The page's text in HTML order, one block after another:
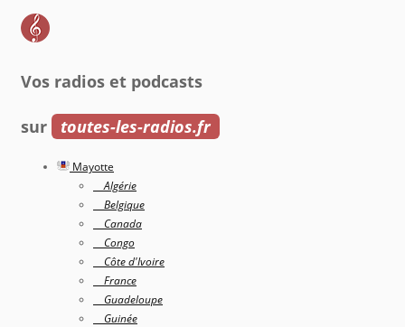
Vos radios et podcasts
sur toutes-les-radios.fr
Mayotte
Algérie
Belgique
Canada
Congo
Côte d'Ivoire
France
Guadeloupe
Guinée